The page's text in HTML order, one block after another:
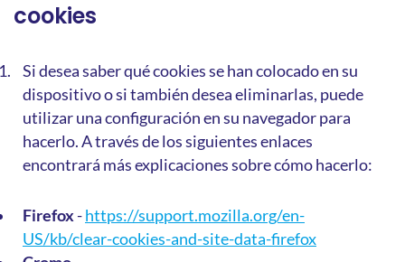
cookies
Si desea saber qué cookies se han colocado en su
dispositivo o si también desea eliminarlas, puede
utilizar una configuración en su navegador para
hacerlo. A través de los siguientes enlaces
encontrará más explicaciones sobre cómo hacerlo:
Firefox -https://support.mozilla.org/en-
US/kb/clear-cookies-and-site-data-firefox